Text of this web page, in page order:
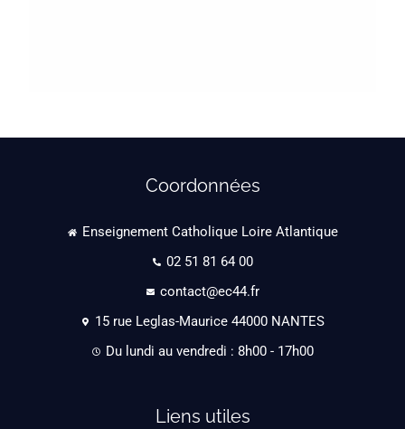
Coordonnées
Enseignement Catholique Loire Atlantique
02 51 81 64 00
contact@ec44.fr
15 rue Leglas-Maurice 44000 NANTES
Du lundi au vendredi : 8h00 - 17h00
Liens utiles